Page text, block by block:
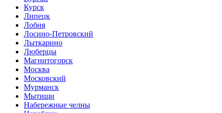
Курск
Липецк
Лобня
Лосино-Петровский
Лыткарино
Люберцы
Магнитогорск
Москва
Московский
Мурманск
Мытищи
Набережные челны